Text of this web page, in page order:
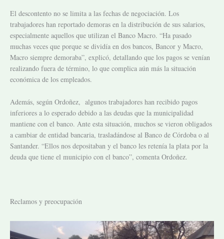
El descontento no se limita a las fechas de negociación. Los
trabajadores han reportado demoras en la distribución de sus salarios,
especialmente aquellos que utilizan el Banco Macro. “Ha pasado
muchas veces que porque se dividía en dos bancos, Bancor y Macro,
Macro siempre demoraba”, explicó, detallando que los pagos se venían
realizando fuera de término, lo que complica aún más la situación
económica de los empleados.
Además, según Ordoñez, algunos trabajadores han recibido pagos
inferiores a lo esperado debido a las deudas que la municipalidad
mantiene con el banco. Ante esta situación, muchos se vieron obligados
a cambiar de entidad bancaria, trasladándose al Banco de Córdoba o al
Santander. “Ellos nos depositaban y el banco les retenía la plata por la
deuda que tiene el municipio con el banco”, comenta Ordoñez.
Reclamos y preocupación